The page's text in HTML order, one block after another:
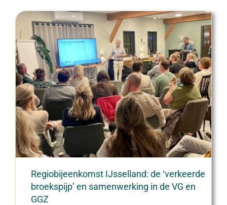
Regiobijeenkomst IJsselland: de ‘verkeerde
broekspijp’ en samenwerking in de VG en
GGZ